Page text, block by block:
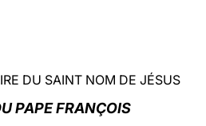
中文
DU SAINT NOM DE JÉSUS
PAPE FRANÇOIS